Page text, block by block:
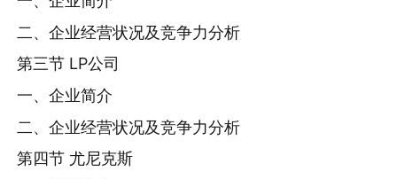
二、企业经营状况及竞争力分析
第三节 LP公司
一、企业简介
二、企业经营状况及竞争力分析
第四节 尤尼克斯